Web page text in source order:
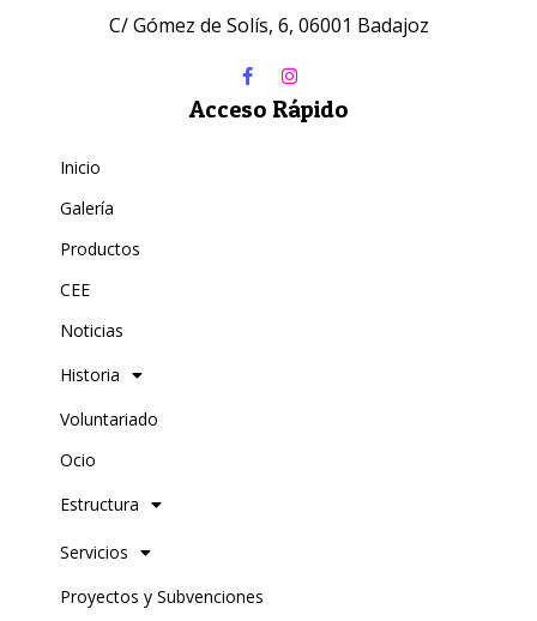
C/ Gómez de Solís, 6, 06001 Badajoz
Acceso Rápido
Inicio
Galería
Productos
CEE
Noticias
Historia
Voluntariado
Ocio
Estructura
Servicios
Proyectos y Subvenciones